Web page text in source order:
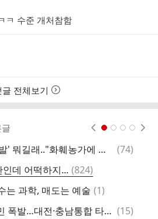
ㅋ 수준 개처참함
글 전체보기
유재석이 든 '레고 꽃다발' 뭐길래.."화훼농가에 상처줘" 단체 반발
댓
(74)
데 어떡하지... 댓
글
(824)
는 과학, 매도는 예술 댓
(1)
“개론뿐, 각론 없다” 시민 폭발…대전·충남통합 타운홀미팅 ‘깜깜이 토론‘ 논란 댓
(15)